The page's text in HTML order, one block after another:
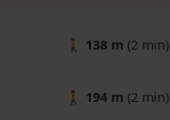
🚶 138 m (2 min)
🚶 194 m (2 min)